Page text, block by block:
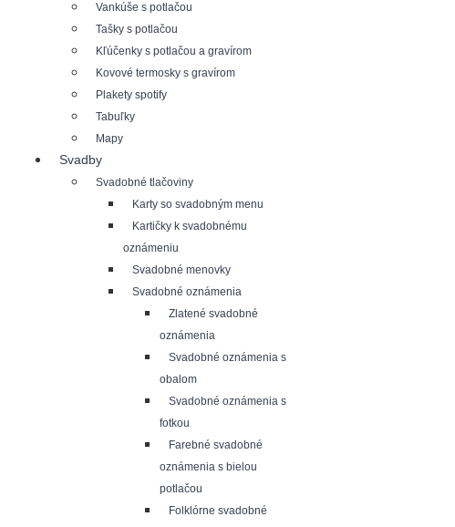
Vankúše s potlačou
Tašky s potlačou
Kľúčenky s potlačou a gravírom
Kovové termosky s gravírom
Plakety spotify
Tabuľky
Mapy
Svadby
Svadobné tlačoviny
Karty so svadobným menu
Kartičky k svadobnému
oznámeniu
Svadobné menovky
Svadobné oznámenia
Zlatené svadobné
oznámenia
Svadobné oznámenia s
obalom
Svadobné oznámenia s
fotkou
Farebné svadobné
oznámenia s bielou
potlačou
Folklórne svadobné